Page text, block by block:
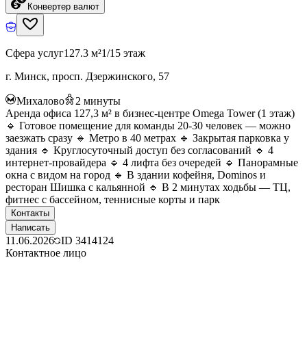
Конвертер валют
Сфера услуг127.3 м²1/15 этаж
г. Минск, просп. Дзержинского, 57
Михалово 2 минуты
Аренда офиса 127,3 м² в бизнес-центре Omega Tower (1 этаж)
🔹 Готовое помещение для команды 20-30 человек — можно
заезжать сразу 🔹 Метро в 40 метрах 🔹 Закрытая парковка у
здания 🔹 Круглосуточный доступ без согласований 🔹 4
интернет-провайдера 🔹 4 лифта без очередей 🔹 Панорамные
окна с видом на город 🔹 В здании кофейня, Dominos и
ресторан Шишка с кальянной 🔹 В 2 минутах ходьбы — ТЦ,
фитнес с бассейном, теннисные корты и парк
Контакты
Написать
11.06.2026 ID 3414124
Контактное лицо